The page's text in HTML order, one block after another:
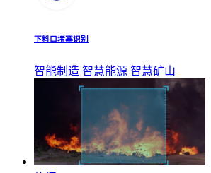
下料口堵塞识别
智能制造 智慧能源 智慧矿山